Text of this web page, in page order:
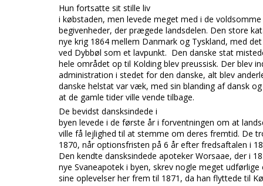
Hun fortsatte sit stille liv
i købstaden, men levede meget med i de
begivenheder, der prægede landsdelen. Den store
nye krig 1864 mellem Danmark og Tyskland, med
ved Dybbøl som et lavpunkt. Den danske stat
hele området op til Kolding blev preussisk. Der blev
administration i stedet for den danske, alt blev
danske helstat var væk, med sin blanding af dansk
at de gamle tider ville vende tilbage.
De bevidst dansksindede i
byen levede i de første år i forventningen om at
ville få lejlighed til at stemme om deres fremtid. De
1870, når optionsfristen på 6 år efter fredsaftalen i
Den kendte dansksindede apoteker Worsaae, der i
nye Svaneapotek i byen, skrev nogle meget
sine oplevelser her frem til 1871, da han flyttede til